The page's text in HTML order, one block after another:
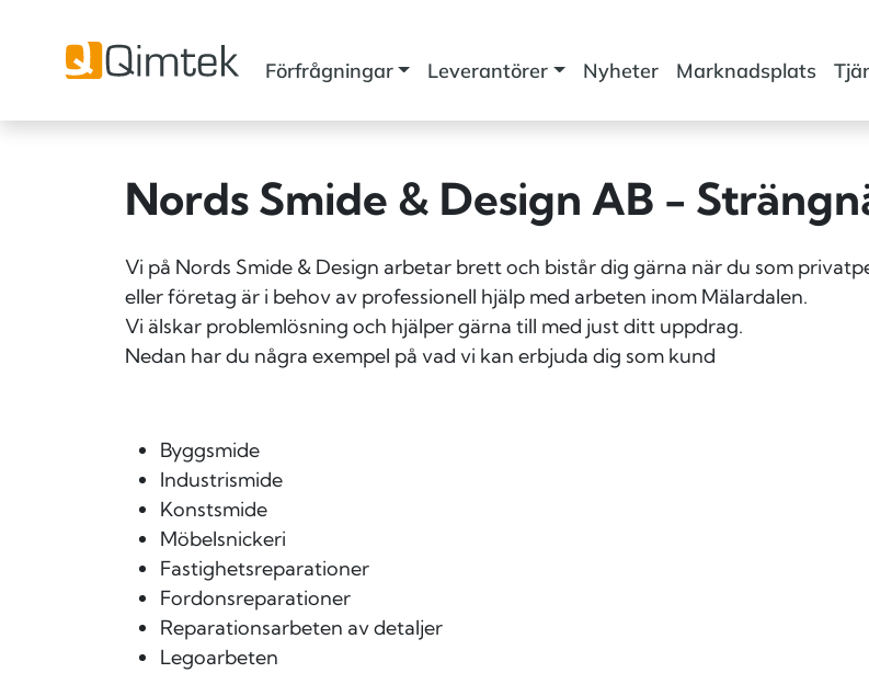
Förfrågningar Leverantörer Nyheter Marknadsplats
Nords Smide & Design AB -
Vi på Nords Smide & Design arbetar brett och bistår dig gärna när du som
eller företag är i behov av professionell hjälp med arbeten inom Mälardalen.
Vi älskar problemlösning och hjälper gärna till med just ditt uppdrag.
Nedan har du några exempel på vad vi kan erbjuda dig som kund
Byggsmide
Industrismide
Konstsmide
Möbelsnickeri
Fastighetsreparationer
Fordonsreparationer
Reparationsarbeten av detaljer
Legoarbeten